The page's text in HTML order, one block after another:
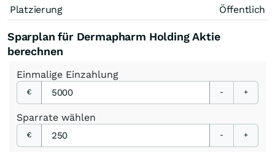
Platzierung
Öffentlich
Sparplan für Dermapharm Holding Aktie
berechnen
Einmalige Einzahlung
€ - +
Sparrate wählen
€ - +